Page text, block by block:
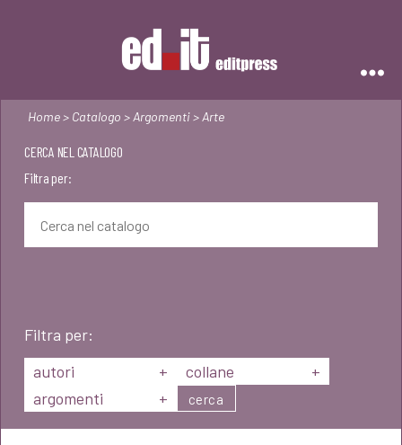
Home> Catalogo > Argomenti> Arte
CERCA NEL CATALOGO
Filtra per:
Filtra per:
autori
+ collane
+
argomenti
+ cerca